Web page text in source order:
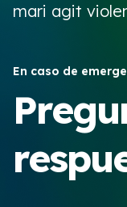
Violencia de
Recursos y
mari agit
En caso de
Preguntas y